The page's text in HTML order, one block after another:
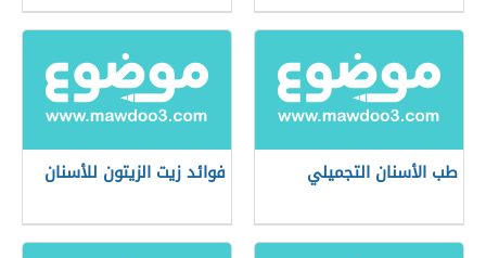
طب الأسنان التجميلي فوائد زيت الزيتون للأسنان